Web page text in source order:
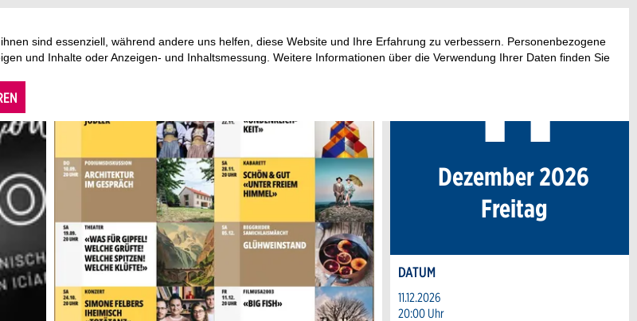
sind essenziell, während andere uns helfen, diese Website und Ihre Erfahrung zu verbessern. Personenbezogene
und Inhalte oder Anzeigen- und Inhaltsmessung. Weitere Informationen über die Verwendung Ihrer Daten finden Sie
Freitag
11
. Dezember 2026
DATUM
11.12.2026
20:00 Uhr